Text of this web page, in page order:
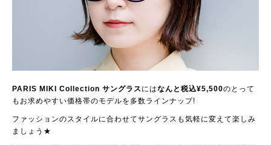
PARIS MIKI Collection サングラス にはなんと税込¥5,500のとって
もお求めやすい価格帯のモデルを多数ラインナップ!
ファッションのスタイルに合わせてサングラスも気軽に変えて楽しみ
ましょう★